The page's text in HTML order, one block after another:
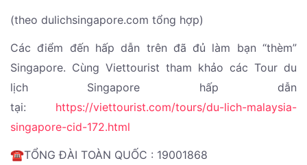
(theo dulichsingapore.com tổng hợp)
Các điểm đến hấp dẫn trên đã đủ làm bạn “thèm”
Singapore. Cùng Viettourist tham khảo các Tour du
lịch Singapore hấp dẫn
tại: https://viettourist.com/tours/du-lich-malaysia-
singapore-cid-172.html
☎️TỔNG ĐÀI TOÀN QUỐC : 19001868